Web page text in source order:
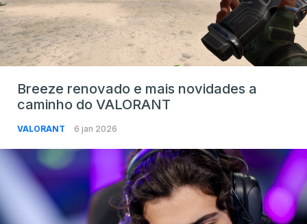
Breeze renovado e mais novidades a
caminho do VALORANT
VALORANT 6 jan 2026